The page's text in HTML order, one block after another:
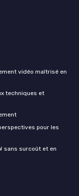
vidéo maîtrisé en
techniques et
pour les
sans surcoût et en